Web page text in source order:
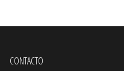
CONTACTO